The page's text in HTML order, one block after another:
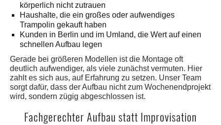
körperlich nicht zutrauen
Haushalte, die ein großes oder aufwendiges
Trampolin gekauft haben
Kunden in Berlin und im Umland, die Wert auf einen
schnellen Aufbau legen
Gerade bei größeren Modellen ist die Montage oft
deutlich aufwendiger, als viele zunächst vermuten. Hier
zahlt es sich aus, auf Erfahrung zu setzen. Unser Team
sorgt dafür, dass der Aufbau nicht zum Wochenendprojekt
wird, sondern zügig abgeschlossen ist.
Fachgerechter Aufbau statt Improvisation